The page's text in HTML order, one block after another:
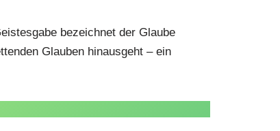
bezeichnet der Glaube
Glauben hinausgeht – ein